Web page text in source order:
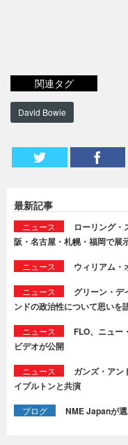
関連タグ
David Bowie
最新記事
ニュース
ローリング・
阪・名古屋・札幌・福岡で展
ニュース ウィリアム・
ニュース
グリーン・デ
ンドの政治性について思いを
ニュース
FLO、ニュー
ビデオが公開
ニュース
ガンズ・アン
イプルトンと共演
ブログ NME Japanが